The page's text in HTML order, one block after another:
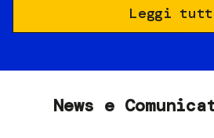
Leggi
News e